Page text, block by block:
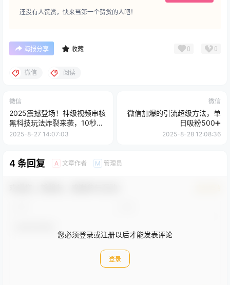
还没有人赞赏，快来当第一个赞赏的人吧！
海报分享 收藏 0 0
微信 阅读
微信
2025震撼登场！神级视频审核
黑科技玩法炸裂来袭，10秒秒
变下单机器，日夜狂揽订单，
2025-8-27 14:07:03
微信
微信加爆的引流超级方法，单
日吸粉500➕
2025-8-28 12:08:36
4 条回复 A 文章作者 M 管理员
您必须登录或注册以后才能发表评论
登录